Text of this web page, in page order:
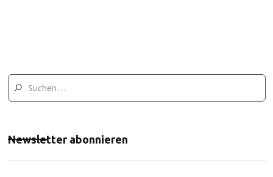
Newsletter abonnieren